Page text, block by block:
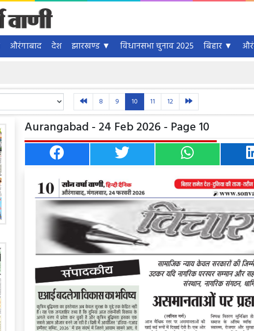
औरंगाबाद देश झारखण्ड ▼ विधानसभा चुनाव 2025 बिहार ▼
8 9 10 11 12
Aurangabad - 24 Feb 2026 - Page 10